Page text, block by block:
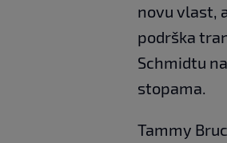
novu vlast,
podrška
Schmidtu
stopama.
Tammy